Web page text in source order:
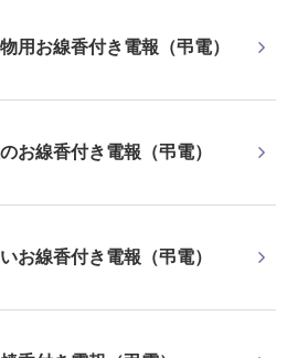
用お線香付き電報（弔電）
お線香付き電報（弔電）
お線香付き電報（弔電）